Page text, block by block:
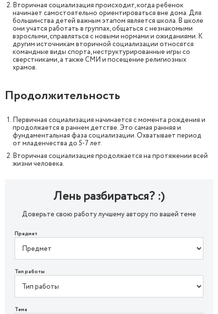
Вторичная социализация происходит, когда ребенок
начинает самостоятельно ориентироваться вне дома. Для
большинства детей важным этапом является школа. В школе
они учатся работать в группах, общаться с незнакомыми
взрослыми, справляться с новыми нормами и ожиданиями. К
другим источникам вторичной социализации относятся
командные виды спорта, неструктурированные игры со
сверстниками, а также СМИ и посещение религиозных
храмов.
Продолжительность
Первичная социализация начинается с момента рождения и
продолжается в раннем детстве. Это самая ранняя и
фундаментальная фаза социализации. Охватывает период
от младенчества до 5-7 лет.
Вторичная социализация продолжается на протяжении всей
жизни человека.
Лень разбираться? :)
Доверьте свою работу лучшему автору по вашей теме
Предмет
Тип работы
Тема